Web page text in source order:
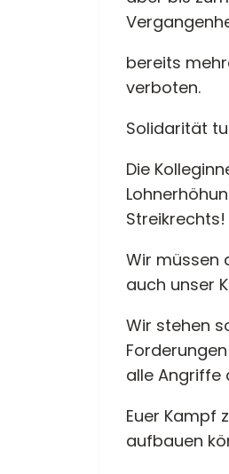
bereits
verboten.
Solidarität
Die
Streikrechts!
Wir müssen
auch unser
Wir stehen
alle Angriffe
Euer Kampf
aufbauen